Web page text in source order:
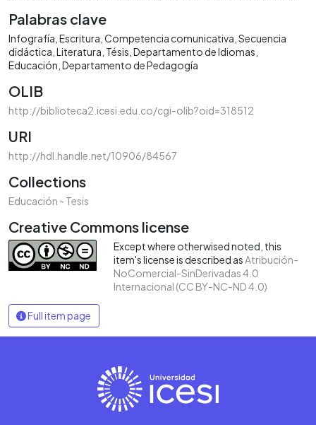
Palabras clave
Infografía Escritura Competencia comunicativa Secuencia
didáctica Literatura Tésis Departamento de Idiomas
Educación Departamento de Pedagogía
OLIB
http://biblioteca2.icesi.edu.co/cgi-olib?oid=318512
URI
http://hdl.handle.net/10906/84567
Collections
Educación - Tesis
Creative Commons license
Except where otherwised noted, this
item's license is described asAtribución-
NoComercial-SinDerivadas 4.0
Internacional (CC BY-NC-ND 4.0)
Full item page